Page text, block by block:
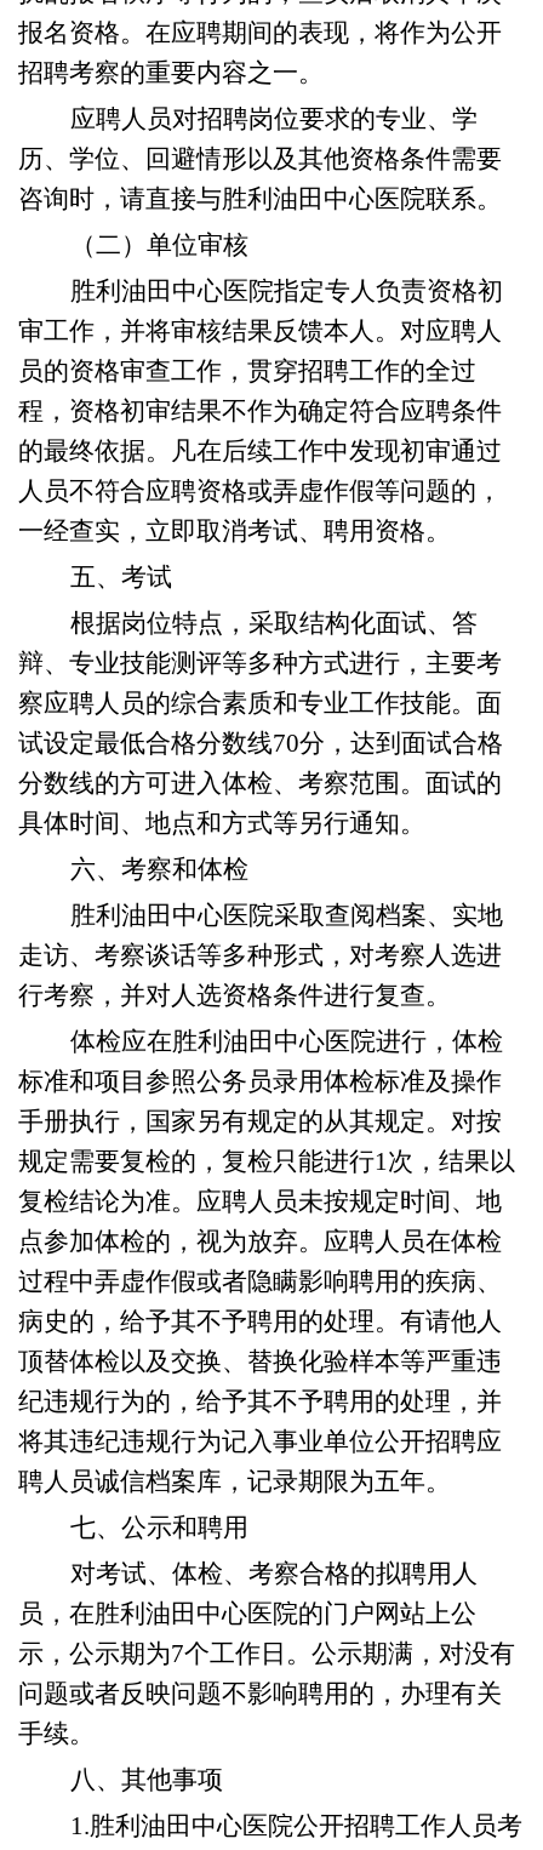
报名资格。在应聘期间的表现，将作为公开
招聘考察的重要内容之一。
应聘人员对招聘岗位要求的专业、学
历、学位、回避情形以及其他资格条件需要
咨询时，请直接与胜利油田中心医院联系。
（二）单位审核
胜利油田中心医院指定专人负责资格初
审工作，并将审核结果反馈本人。 对应聘人
员的资格审查工作，贯穿招聘工作的全过
程，资格初审结果不作为确定符合应聘条件
的最终依据。凡在后续工作中发现初审通过
人员不符合应聘资格或弄虚作假等问题的，
一经查实，立即取消考试、聘用资格。
五、考试
根据岗位特点，采取结构化面试、答
辩、专业技能测评等多种方式进行，主要考
察应聘人员的综合素质和专业工作技能。面
试设定最低合格分数线70分 ， 达到面试合格
分数线的方可进入体检、考察范围。 面试的
具体时间、地点和方式等另行通知。
六、考察和体检
胜利油田中心医院采取查阅档案、实地
走访、考察谈话等多种形式，对考察人选进
行考察，并对人选资格条件进行复查。
体检应在胜利油田中心医院进行，体检
标准和项目参照公务员录用体检标准及操作
手册执行，国家另有规定的从其规定。对按
规定需要复检的，复检只能进行1次，结果以
复检结论为准。应聘人员未按规定时间、地
点参加体检的，视为放弃。应聘人员在体检
过程中弄虚作假或者隐瞒影响聘用的疾病、
病史的，给予其不予聘用的处理。有请他人
顶替体检以及交换、替换化验样本等严重违
纪违规行为的，给予其不予聘用的处理，并
将其违纪违规行为记入事业单位公开招聘应
聘人员诚信档案库，记录期限为五年。
七、公示和聘用
对考试、体检、考察合格的拟聘用人
员，在胜利油田中心医院的门户网站上公
示，公示期为7个工作日。公示期满，对没有
问题或者反映问题不影响聘用的， 办理有关
手续。
八、其他事项
1.胜利油田中心医院公开招聘工作人员考